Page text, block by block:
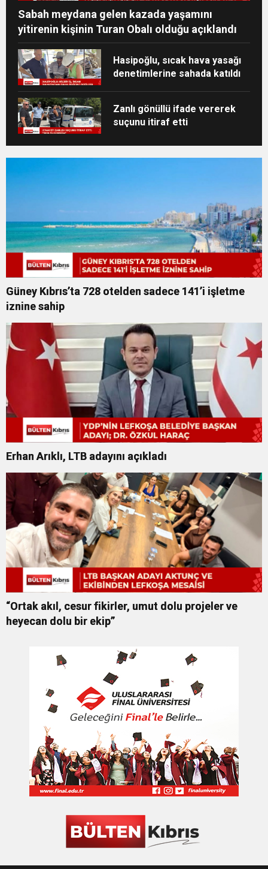
Sabah meydana gelen kazada yaşamını
yitirenin kişinin Turan Obalı olduğu açıklandı
Hasipoğlu, sıcak hava yasağı
denetimlerine sahada katıldı
Zanlı gönüllü ifade vererek
suçunu itiraf etti
Güney Kıbrıs’ta 728 otelden sadece 141’i işletme
iznine sahip
Erhan Arıklı, LTB adayını açıkladı
“Ortak akıl, cesur fikirler, umut dolu projeler ve
heyecan dolu bir ekip”